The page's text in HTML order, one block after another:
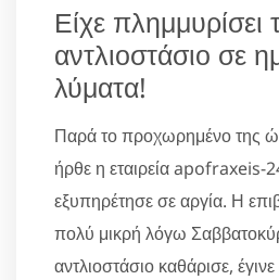
Είχε πλημμυρίσει
αντλιοστάσιο σε
λύματα!
Παρά το προχωρημένο της
ήρθε η εταιρεία apofraxeis-
εξυπηρέτησε σε αργία. Η
πολύ μικρή λόγω
αντλιοστάσιο καθάρισε,